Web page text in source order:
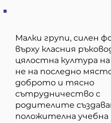
Малки групи, силен
върху класния
цялостна култура на
не на последно
доброто и тясно
сътрудничество с
родителите
положителна учебна